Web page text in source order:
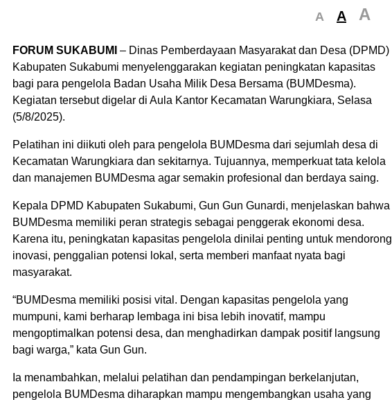
A A A
FORUM SUKABUMI – Dinas Pemberdayaan Masyarakat dan Desa (DPMD)
Kabupaten Sukabumi menyelenggarakan kegiatan peningkatan kapasitas
bagi para pengelola Badan Usaha Milik Desa Bersama (BUMDesma).
Kegiatan tersebut digelar di Aula Kantor Kecamatan Warungkiara, Selasa
(5/8/2025).
Pelatihan ini diikuti oleh para pengelola BUMDesma dari sejumlah desa di
Kecamatan Warungkiara dan sekitarnya. Tujuannya, memperkuat tata kelola
dan manajemen BUMDesma agar semakin profesional dan berdaya saing.
Kepala DPMD Kabupaten Sukabumi, Gun Gun Gunardi, menjelaskan bahwa
BUMDesma memiliki peran strategis sebagai penggerak ekonomi desa.
Karena itu, peningkatan kapasitas pengelola dinilai penting untuk mendorong
inovasi, penggalian potensi lokal, serta memberi manfaat nyata bagi
masyarakat.
“BUMDesma memiliki posisi vital. Dengan kapasitas pengelola yang
mumpuni, kami berharap lembaga ini bisa lebih inovatif, mampu
mengoptimalkan potensi desa, dan menghadirkan dampak positif langsung
bagi warga,” kata Gun Gun.
Ia menambahkan, melalui pelatihan dan pendampingan berkelanjutan,
pengelola BUMDesma diharapkan mampu mengembangkan usaha yang